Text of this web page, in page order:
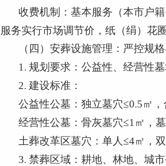
收费机制：基本服务（本市户
服务实行市场调节价，纸（绢）花
（四）安葬设施管理：严控规格
1. 规划要求：公益性、经营性
2. 建设标准：
公益性公墓：独立墓穴≤0.5㎡
经营性公墓：骨灰墓穴≤1㎡，
土葬改革区墓穴：单人≤4㎡，双
3. 禁葬区域：耕地、林地、城